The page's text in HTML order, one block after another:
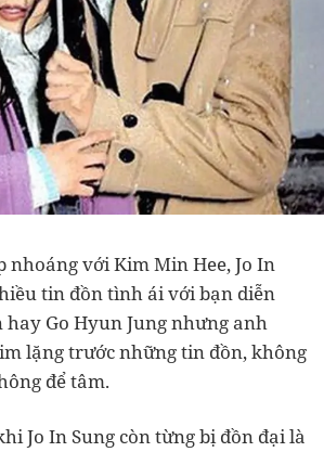
nhoáng với Kim Min Hee, Jo In
tin đồn tình ái với bạn diễn
hay Go Hyun Jung nhưng anh
lặng trước những tin đồn, không
để tâm.
Jo In Sung còn từng bị đồn đại là